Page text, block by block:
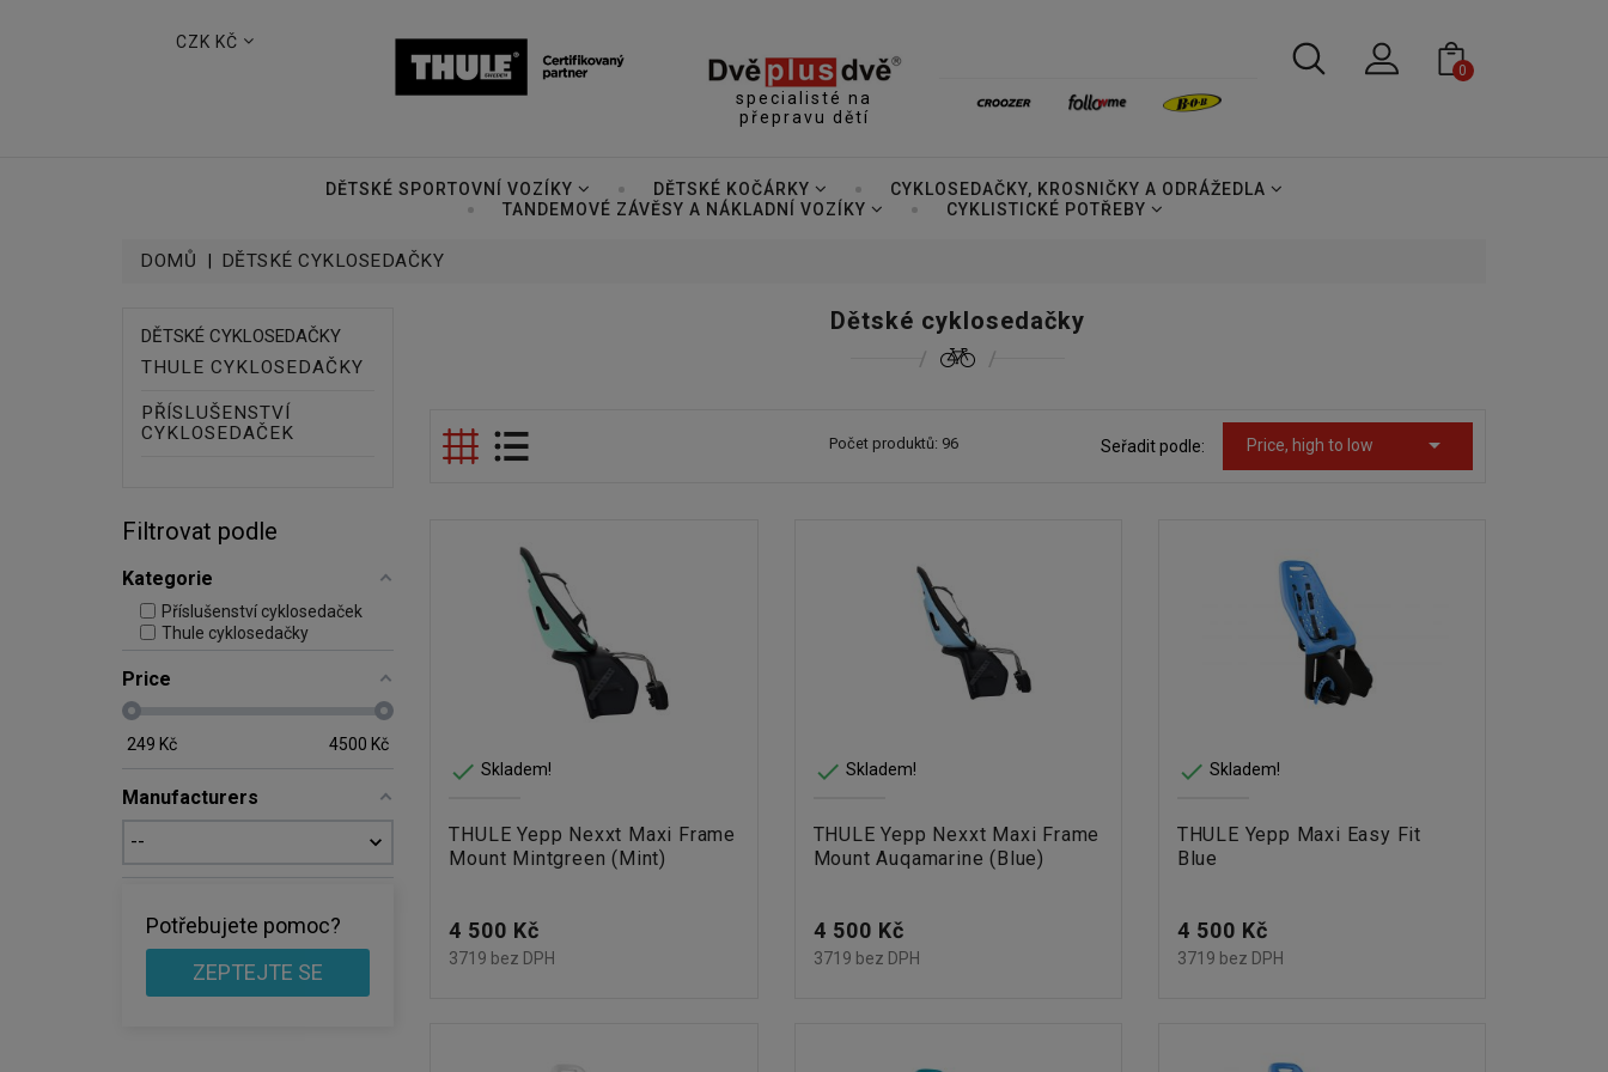
CZK KČ
specialisté na
přepravu dětí
0
DĚTSKÉ SPORTOVNÍ VOZÍKY DĚTSKÉ KOČÁRKY
CYKLOSEDAČKY, KROSNIČKY A ODRÁŽEDLA
TANDEMOVÉ ZÁVĚSY A NÁKLADNÍ VOZÍKY
CYKLISTICKÉ POTŘEBY
DOMŮ DĚTSKÉ CYKLOSEDAČKY
DĚTSKÉ CYKLOSEDAČKY
THULE CYKLOSEDAČKY
PŘÍSLUŠENSTVÍ
CYKLOSEDAČEK
Filtrovat podle
Kategorie
Příslušenství cyklosedaček
Thule cyklosedačky
Price
249 Kč 4500 Kč
Manufacturers
Potřebujete pomoc?
ZEPTEJTE SE
Dětské cyklosedačky
Počet produktů: 96 Seřadit podle: Price, high to low 
 Skladem!
THULE Yepp Nexxt Maxi Frame
Mount Mintgreen (Mint)
Cena
4 500 Kč
3719 bez DPH
 Skladem!
THULE Yepp Nexxt Maxi Frame
Mount Auqamarine (Blue)
Cena
4 500 Kč
3719 bez DPH
 Skladem!
THULE Yepp Maxi Easy Fit
Blue
Cena
4 500 Kč
3719 bez DPH